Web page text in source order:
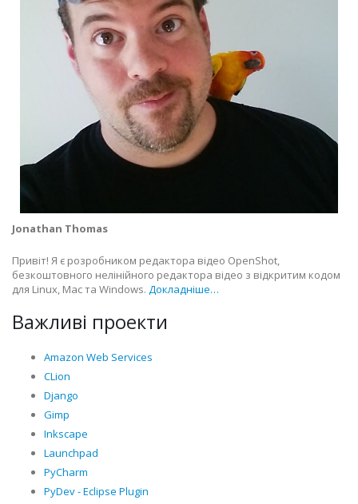
Jonathan Thomas
Привіт! Я є розробником редактора відео OpenShot,
безкоштовного нелінійного редактора відео з відкритим кодом
для Linux, Mac та Windows. Докладніше…
Важливі проекти
Amazon Web Services
CLion
Django
Gimp
Inkscape
Launchpad
PyCharm
PyDev - Eclipse Plugin